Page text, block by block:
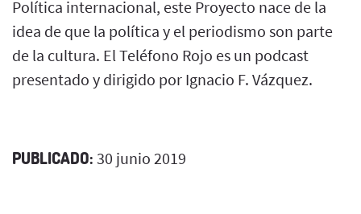
Política internacional, este Proyecto nace de la
idea de que la política y el periodismo son parte
de la cultura. El Teléfono Rojo es un podcast
presentado y dirigido por Ignacio F. Vázquez.
PUBLICADO: 30 junio 2019